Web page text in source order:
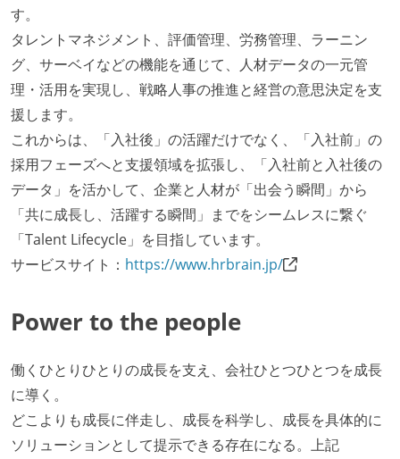
す。
タレントマネジメント、評価管理、労務管理、ラーニン
グ、サーベイなどの機能を通じて、人材データの一元管
理・活用を実現し、戦略人事の推進と経営の意思決定を支
援します。
これからは、「入社後」の活躍だけでなく、「入社前」の
採用フェーズへと支援領域を拡張し、「入社前と入社後の
データ」を活かして、企業と人材が「出会う瞬間」から
「共に成長し、活躍する瞬間」までをシームレスに繋ぐ
「Talent Lifecycle」を目指しています。
サービスサイト： https://www.hrbrain.jp/
Power to the people
働くひとりひとりの成長を支え、会社ひとつひとつを成長
に導く。
どこよりも成長に伴走し、成長を科学し、成長を具体的に
ソリューションとして提示できる存在になる。上記